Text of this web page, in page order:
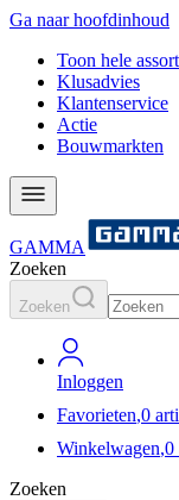
Ga naar hoofdinhoud
Toon hele
Klusadvies
Klantenservice
Actie
Bouwmarkten
GAMMA
Zoeken
Zoeken
Inloggen
Favorieten,0
Winkelwagen,0
Zoeken